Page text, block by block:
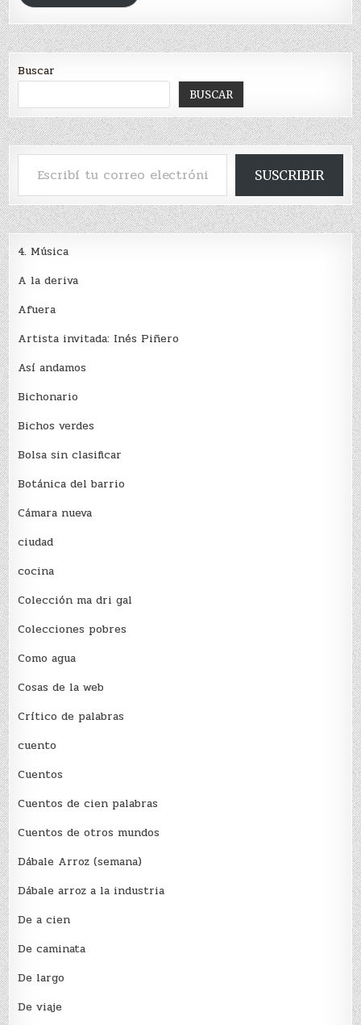
Buscar
BUSCAR
Escribí tu correo electrónico…
SUSCRIBIR
4. Música
A la deriva
Afuera
Artista invitada: Inés Piñero
Así andamos
Bichonario
Bichos verdes
Bolsa sin clasificar
Botánica del barrio
Cámara nueva
ciudad
cocina
Colección ma dri gal
Colecciones pobres
Como agua
Cosas de la web
Crítico de palabras
cuento
Cuentos
Cuentos de cien palabras
Cuentos de otros mundos
Dábale Arroz (semana)
Dábale arroz a la industria
De a cien
De caminata
De largo
De viaje